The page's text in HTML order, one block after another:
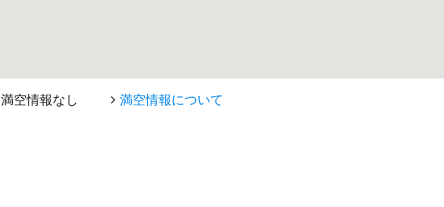
満空情報なし 満空情報について